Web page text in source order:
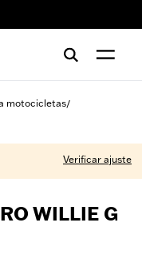
motocicletas/
Verificar ajuste
WILLIE G